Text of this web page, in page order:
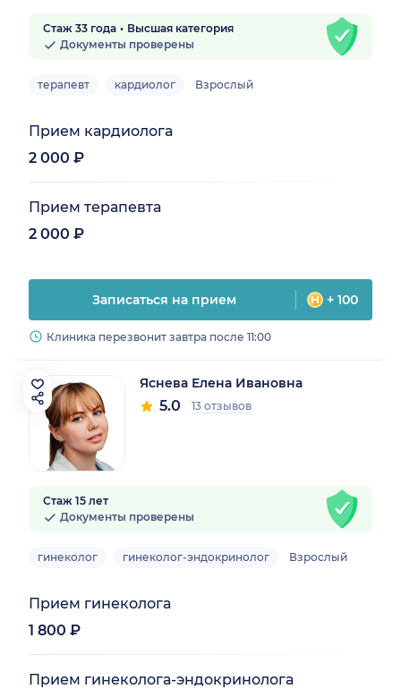
Стаж 33 года
Высшая категория
Документы проверены
терапевт кардиолог Взрослый
Прием кардиолога
2 000 ₽
Прием терапевта
2 000 ₽
Записаться на прием + 100
Клиника перезвонит завтра после 11:00
Яснева Елена Ивановна
5.0 13 отзывов
Стаж 15 лет
Документы проверены
гинеколог гинеколог-эндокринолог Взрослый
Прием гинеколога
1 800 ₽
Прием гинеколога-эндокринолога